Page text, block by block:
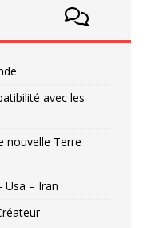
avec les
nouvelle Terre
Usa – Iran